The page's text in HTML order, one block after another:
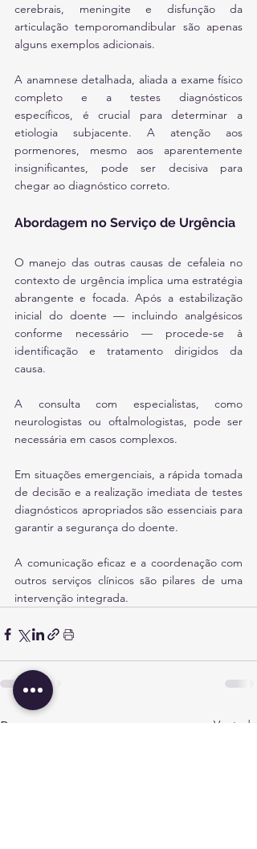
cerebrais, meningite e disfunção da
articulação temporomandibular são apenas
alguns exemplos adicionais.
A anamnese detalhada, aliada a exame físico
completo e a testes diagnósticos
específicos, é crucial para determinar a
etiologia subjacente. A atenção aos
pormenores, mesmo aos aparentemente
insignificantes, pode ser decisiva para
chegar ao diagnóstico correto.
Abordagem no Serviço de Urgência
O manejo das outras causas de cefaleia no
contexto de urgência implica uma estratégia
abrangente e focada. Após a estabilização
inicial do doente — incluindo analgésicos
conforme necessário — procede-se à
identificação e tratamento dirigidos da
causa.
A consulta com especialistas, como
neurologistas ou oftalmologistas, pode ser
necessária em casos complexos.
Em situações emergenciais, a rápida tomada
de decisão e a realização imediata de testes
diagnósticos apropriados são essenciais para
garantir a segurança do doente.
A comunicação eficaz e a coordenação com
outros serviços clínicos são pilares de uma
intervenção integrada.
Posts recentes Ver tudo